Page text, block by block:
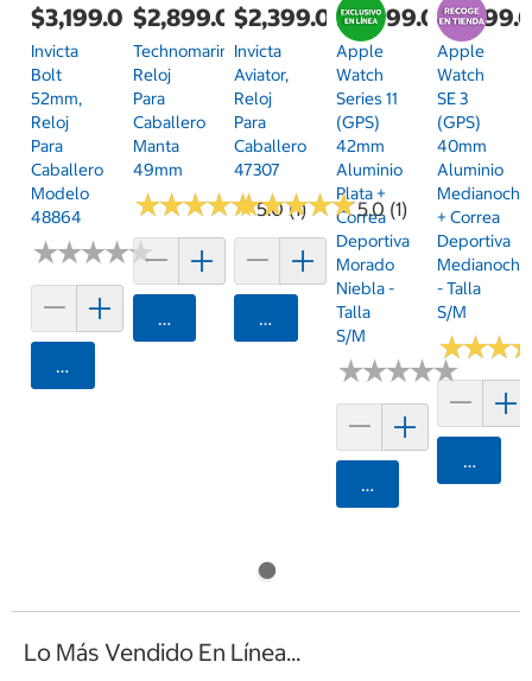
$3,199.00
Invicta
Bolt
52mm,
Reloj
Para
Caballero
Modelo
48864
★★★★★
★★★★★
Agregar
$2,899.00
Technomarine,
Reloj
Para
Caballero
Manta
49mm
★★★★★
★★★★★5.0 (1)
Agregar
$2,399.00
Invicta
Aviator,
Reloj
Para
Caballero
47307
★★★★★
★★★★★5.0 (1)
Agregar
$8,999.00
Apple
Watch
Series 11
(GPS)
42mm
Aluminio
Plata +
Correa
Deportiva
Morado
Niebla -
Talla
S/M
★★★★★
★★★★★
Agregar
Apple
Watch
SE 3
(GPS)
40mm
Aluminio
Medianoche
+ Correa
Deportiva
Medianoche
- Talla
S/M
★★★
★★★
Lo Más Vendido En Línea...